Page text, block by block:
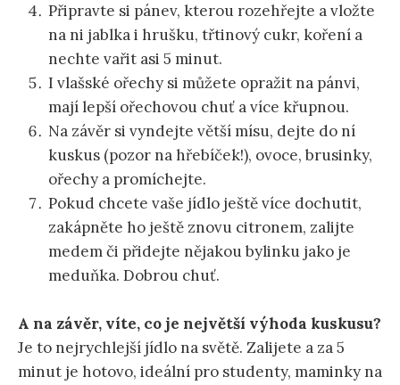
Připravte si pánev, kterou rozehřejte a vložte
na ni jablka i hrušku, třtinový cukr, koření a
nechte vařit asi 5 minut.
I vlašské ořechy si můžete opražit na pánvi,
mají lepší ořechovou chuť a více křupnou.
Na závěr si vyndejte větší mísu, dejte do ní
kuskus (pozor na hřebíček!), ovoce, brusinky,
ořechy a promíchejte.
Pokud chcete vaše jídlo ještě více dochutit,
zakápněte ho ještě znovu citronem, zalijte
medem či přidejte nějakou bylinku jako je
meduňka. Dobrou chuť.
A na závěr, víte, co je největší výhoda kuskusu?
Je to nejrychlejší jídlo na světě. Zalijete a za 5
minut je hotovo, ideální pro studenty, maminky na